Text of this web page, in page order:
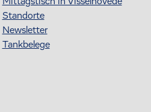
Standorte
Newsletter
Tankbelege